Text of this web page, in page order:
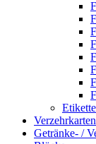
Getränke- /